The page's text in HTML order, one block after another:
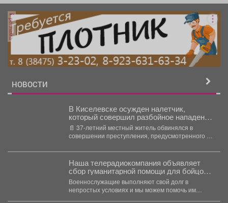
реклама
НОВОСТИ
В Киселевске осужден налетчик,
который совершил разбойное нападение
на местного жителя
📄 37-летний местный житель обвинялся в
совершении преступления, предусмотренного ч.
Наша телерадиокомпания объявляет
сбор гуманитарной помощи для бойцов
СВО
Военнослужащие выполняют свой долг в
непростых условиях и мы можем помочь им